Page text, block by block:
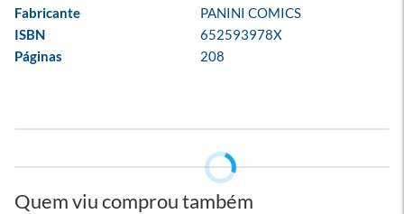
Fabricante
PANINI COMICS
ISBN
652593978X
Páginas
208
Quem viu comprou também